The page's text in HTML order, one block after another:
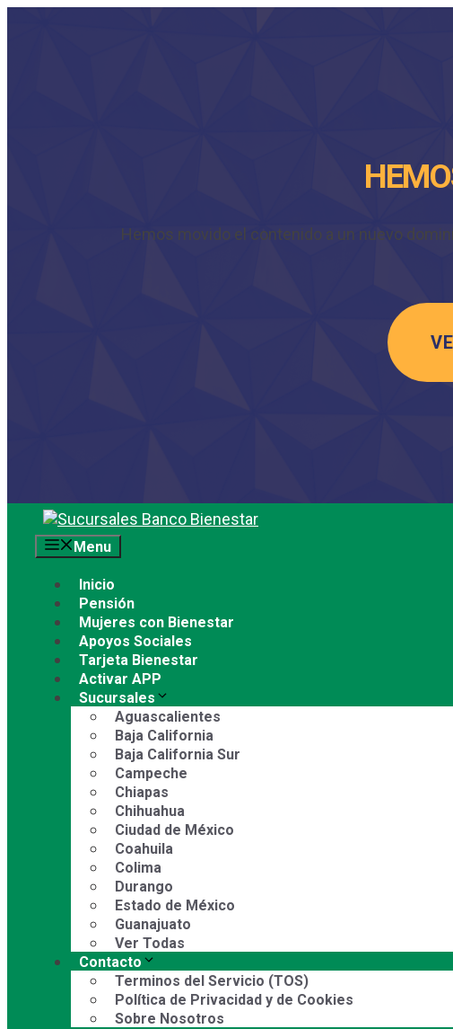
Hemos movido el contenido a un nuevo
Saltar
contenidoMenu
Inicio
Pensión
Mujeres con Bienestar
Apoyos Sociales
Tarjeta Bienestar
Activar APP
Sucursales
Aguascalientes
Baja California
Baja California Sur
Campeche
Chiapas
Chihuahua
Ciudad de México
Coahuila
Colima
Durango
Estado de México
Guanajuato
Ver Todas
Contacto
Terminos del Servicio (TOS)
Política de Privacidad y de Cookies
Sobre Nosotros